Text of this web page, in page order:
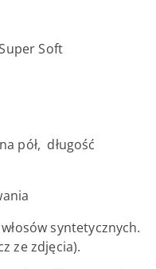
Soft
pół, długość
syntetycznych.
ze zdjęcia).